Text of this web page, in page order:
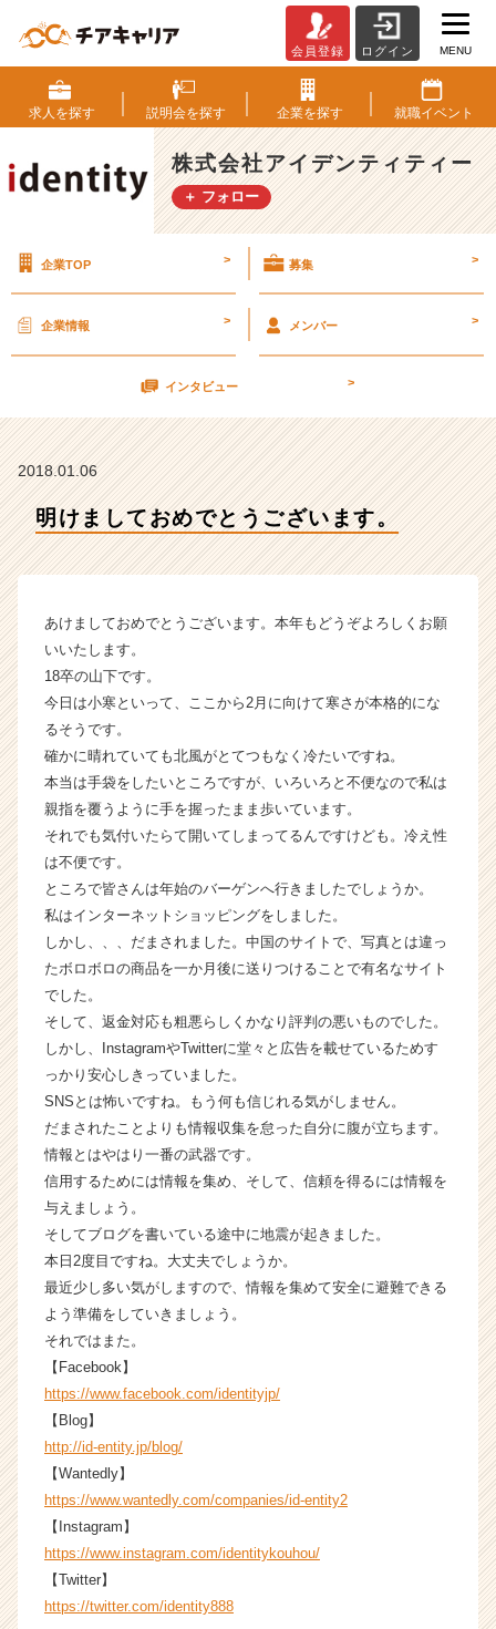
け
ま
し
て
お
め
ご
ま
す。
イ
ン
ィ
の
イ
ム
ラ
イ
ベ
ン
チ
ャ
成
業
か
ら
ス
カ
が
届
く
就
ア
ャ
ア
e
会員登録 ログイン MENU
求人を探す 説明会を探す 企業を探す 就職イベント
株式会社アイデンティティー
＋ フォロー
企業TOP > 募集 >
企業情報 > メンバー >
インタビュー >
2018.01.06
明けましておめでとうございます。
あけましておめでとうございます。本年もどうぞよろしくお願
いいたします。
18卒の山下です。
今日は小寒といって、ここから2月に向けて寒さが本格的にな
るそうです。
確かに晴れていても北風がとてつもなく冷たいですね。
本当は手袋をしたいところですが、いろいろと不便なので私は
親指を覆うように手を握ったまま歩いています。
それでも気付いたらて開いてしまってるんですけども。冷え性
は不便です。
ところで皆さんは年始のバーゲンへ行きましたでしょうか。
私はインターネットショッピングをしました。
しかし、、、だまされました。中国のサイトで、写真とは違っ
たボロボロの商品を一か月後に送りつけることで有名なサイト
でした。
そして、返金対応も粗悪らしくかなり評判の悪いものでした。
しかし、InstagramやTwitterに堂々と広告を載せているためす
っかり安心しきっていました。
SNSとは怖いですね。もう何も信じれる気がしません。
だまされたことよりも情報収集を怠った自分に腹が立ちます。
情報とはやはり一番の武器です。
信用するためには情報を集め、そして、信頼を得るには情報を
与えましょう。
そしてブログを書いている途中に地震が起きました。
本日2度目ですね。大丈夫でしょうか。
最近少し多い気がしますので、情報を集めて安全に避難できる
よう準備をしていきましょう。
それではまた。
【Facebook】
https://www.facebook.com/identityjp/
【Blog】
http://id-entity.jp/blog/
【Wantedly】
https://www.wantedly.com/companies/id-entity2
【Instagram】
https://www.instagram.com/identitykouhou/
【Twitter】
https://twitter.com/identity888